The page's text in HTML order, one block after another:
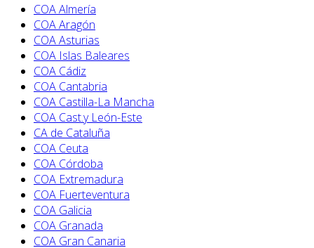
COA Almería
COA Aragón
COA Asturias
COA Islas Baleares
COA Cádiz
COA Cantabria
COA Castilla-La Mancha
COA Cast.y León-Este
CA de Cataluña
COA Ceuta
COA Córdoba
COA Extremadura
COA Fuerteventura
COA Galicia
COA Granada
COA Gran Canaria